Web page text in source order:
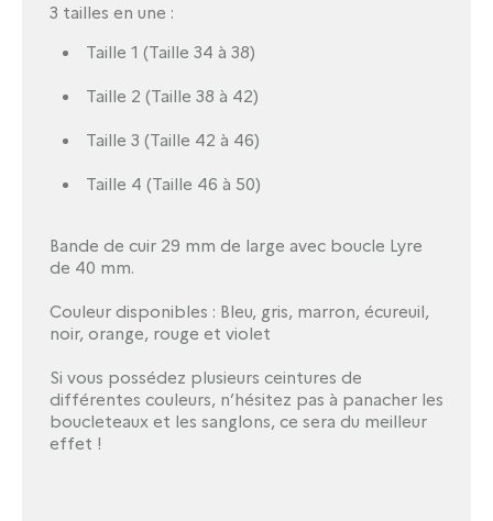
3 tailles en une :
Taille 1 (Taille 34 à 38)
Taille 2 (Taille 38 à 42)
Taille 3 (Taille 42 à 46)
Taille 4 (Taille 46 à 50)
Bande de cuir 29 mm de large avec boucle Lyre
de 40 mm.
Couleur disponibles : Bleu, gris, marron, écureuil,
noir, orange, rouge et violet
Si vous possédez plusieurs ceintures de
différentes couleurs, n’hésitez pas à panacher les
boucleteaux et les sanglons, ce sera du meilleur
effet !